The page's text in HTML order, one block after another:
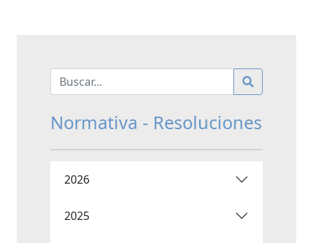
Normativa - Resoluciones
2026
2025